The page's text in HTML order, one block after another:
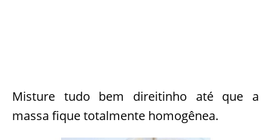
Misture tudo bem direitinho até que a
massa fique totalmente homogênea.